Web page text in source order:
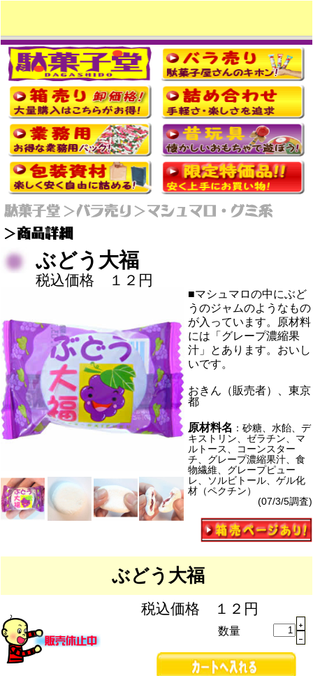
ぶどう大福
税込価格 １２円
■マシュマロの中にぶど
うのジャムのようなもの
が入っています。原材料
には「グレープ濃縮果
汁」とあります。おいし
いです。
おきん（販売者）、東京
都
原材料名 ：砂糖、水飴、デ
キストリン、ゼラチン、マ
ルトース、コーンスター
チ、グレープ濃縮果汁、食
物繊維、グレープピュー
レ、ソルビトール、ゲル化
材（ペクチン）
(07/3/5調査)
ぶどう大福
税込価格 １２円
数量